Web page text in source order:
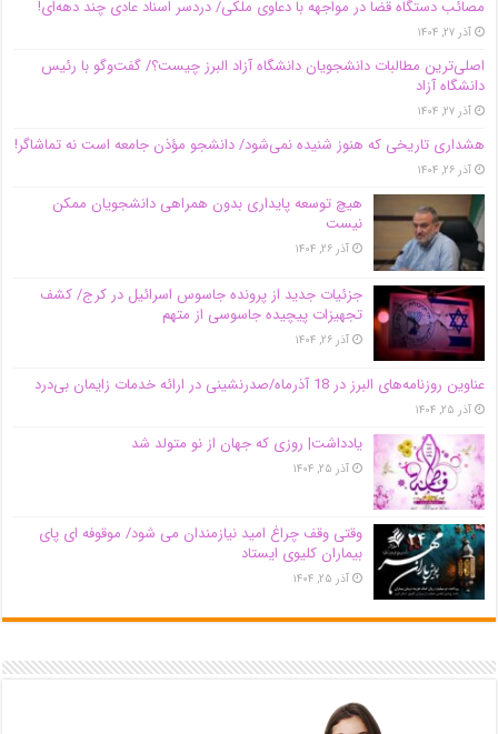
مصائب دستگاه قضا در مواجهه با دعاوی ملکی/ دردسر اسناد عادی چند‌ دهه‌ای!
آذر ۲۷, ۱۴۰۴
اصلی‌ترین مطالبات دانشجویان دانشگاه آزاد البرز چیست؟/ گفت‌وگو با رئیس
دانشگاه آز‌اد
آذر ۲۷, ۱۴۰۴
هشداری تاریخی که هنوز شنیده نمی‌شود/ دانشجو مؤذن جامعه است نه تماشاگر!
آذر ۲۶, ۱۴۰۴
هیچ توسعه پایداری بدون همراهی دانشجویان ممکن
نیست
آذر ۲۶, ۱۴۰۴
جزئیات جدید از پرونده جاسوس اسرائیل در کرج/‌ کشف
تجهیزات پیچیده جاسوسی از متهم
آذر ۲۶, ۱۴۰۴
عناوین روزنامه‌های البرز در ‌18 آذرماه/صدرنشینی در ارائه خدمات زایمان بی‌درد
آذر ۲۵, ۱۴۰۴
یادداشت| روزی که جهان از نو متولد شد
آذر ۲۵, ۱۴۰۴
وقتی وقف چراغ امید نیازمندان می شود/ موقوفه ای پای
بیماران کلیوی ایستاد
آذر ۲۵, ۱۴۰۴